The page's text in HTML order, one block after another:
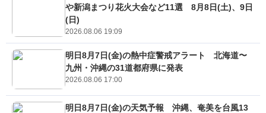
や新潟まつり花火大会など11選 8月8日(土)、9日
(日)
2026.08.06 19:09
明日8月7日(金)の熱中症警戒アラート 北海道〜
九州・沖縄の31道都府県に発表
2026.08.06 17:00
明日8月7日(金)の天気予報 沖縄、奄美を台風13